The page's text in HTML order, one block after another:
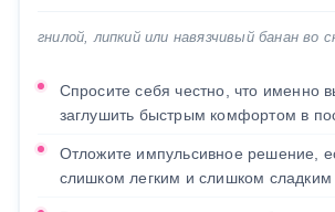
гнилой, липкий или навязчивый банан во
Спросите себя честно, что именно
заглушить быстрым комфортом в
Отложите импульсивное решение,
слишком легким и слишком сладким